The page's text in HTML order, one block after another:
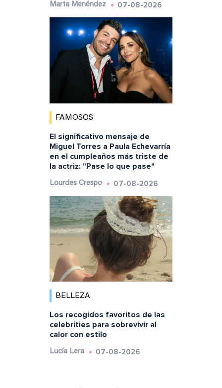
Marta Menéndez 07-08-2026
FAMOSOS
El significativo mensaje de
Miguel Torres a Paula Echevarría
en el cumpleaños más triste de
la actriz: "Pase lo que pase"
Lourdes Crespo 07-08-2026
BELLEZA
Los recogidos favoritos de las
celebrities para sobrevivir al
calor con estilo
Lucía Lera 07-08-2026